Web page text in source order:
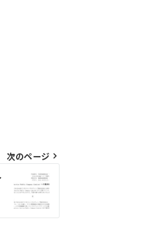
次のページ